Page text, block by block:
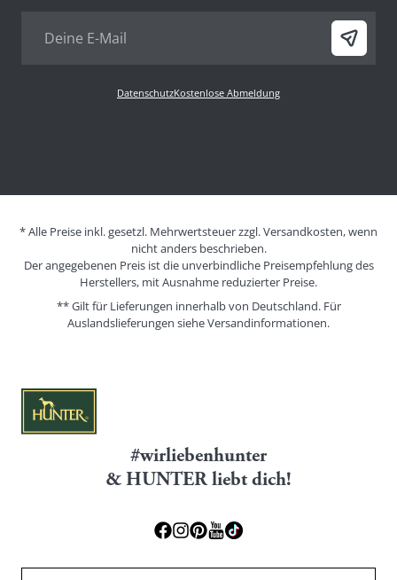
DatenschutzKostenlose Abmeldung
* Alle Preise inkl. gesetzl. Mehrwertsteuer zzgl. Versandkosten, wenn
nicht anders beschrieben.
Der angegebenen Preis ist die unverbindliche Preisempfehlung des
Herstellers, mit Ausnahme reduzierter Preise.
** Gilt für Lieferungen innerhalb von Deutschland. Für
Auslandslieferungen sieheVersandinformationen.
#wirliebenhunter
& HUNTER liebt dich!